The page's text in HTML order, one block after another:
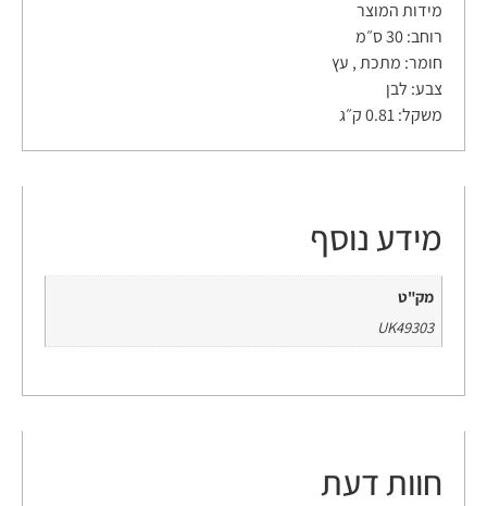
מידות המוצר
רוחב:30 ס״מ
חומר: מתכת , עץ
צבע: לבן
משקל:0.81 ק״ג
מידע נוסף
מק"ט
UK49303
חוות דעת